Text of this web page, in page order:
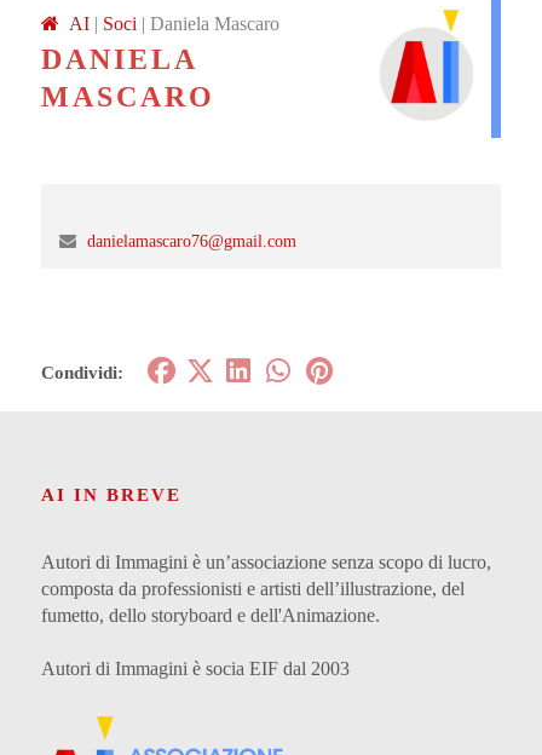
AI | Soci | Daniela Mascaro
DANIELA
MASCARO
danielamascaro76@gmail.com
Condividi:
AI IN BREVE
Autori di Immagini è un’associazione senza scopo di lucro,
composta da professionisti e artisti dell’illustrazione, del
fumetto, dello storyboard e dell'Animazione.
Autori di Immagini è socia EIF dal 2003